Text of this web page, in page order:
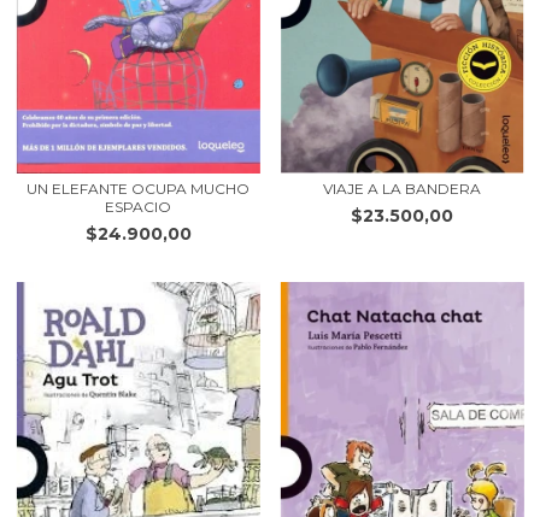
UN ELEFANTE OCUPA MUCHO
ESPACIO
$24.900,00
VIAJE A LA BANDERA
$23.500,00